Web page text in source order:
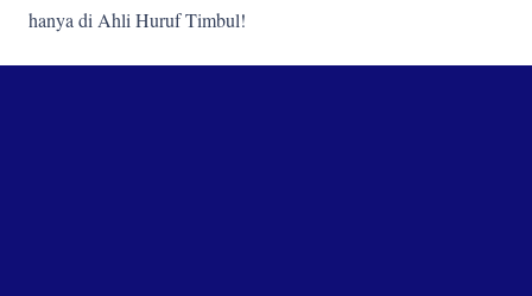
hanya di Ahli Huruf Timbul!